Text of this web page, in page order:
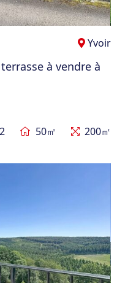
Yvoir
à vendre à
2 50㎡ 200㎡